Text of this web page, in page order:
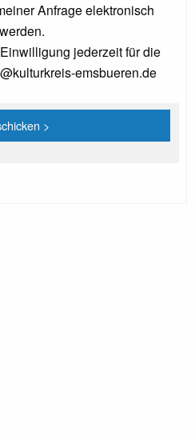
Anfrage elektronisch
jederzeit für die
emsbueren.de